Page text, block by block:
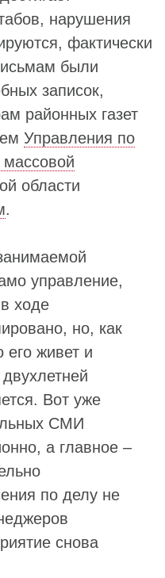
нарушения
фактически
были
записок,
районных газет
Управления по
области
.
управление,
ходе
но, как
его живет и
Вот уже
СМИ
а главное –
по делу не
снова